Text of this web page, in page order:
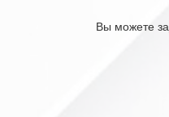
Вы можете